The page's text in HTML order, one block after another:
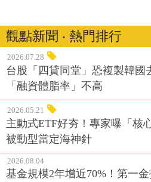
觀點新聞 ‧ 熱門排行
2026.07.28
台股「四貸同堂」恐複製韓國
「融資體脂率」不高
2026.05.21
主動式ETF好夯！專家曝「核
被動型當定海神針
2026.08.04
基金規模2年增近70%！第一